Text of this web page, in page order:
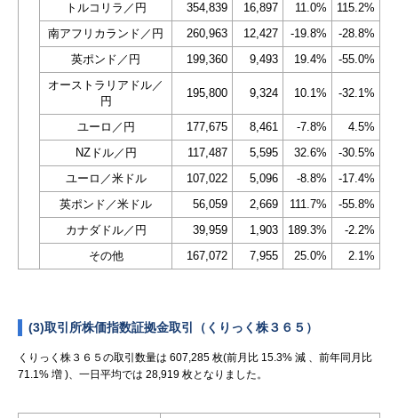
トルコリラ／円
354,839 16,897 11.0%
115.2%
南アフリカランド／円
260,963 12,427 -19.8%
-28.8%
英ポンド／円
199,360 9,493 19.4%
-55.0%
オーストラリアドル／
円
195,800 9,324 10.1% -32.1%
ユーロ／円 177,675 8,461 -7.8%
4.5%
NZドル／円
117,487 5,595 32.6%
-30.5%
ユーロ／米ドル
107,022 5,096 -8.8%
-17.4%
英ポンド／米ドル
56,059 2,669 111.7%
-55.8%
カナダドル／円
39,959 1,903 189.3%
-2.2%
その他
167,072 7,955 25.0% 2.1%
(3)取引所株価指数証拠金取引（くりっく株３６５）
くりっく株３６５の取引数量は 607,285 枚(前月比 15.3% 減 、前年同月比
71.1% 増 )、一日平均では 28,919 枚となりました。